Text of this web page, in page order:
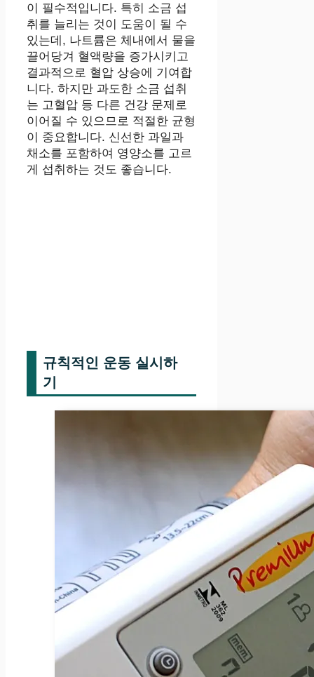
이 필수적입니다. 특히 소금 섭
취를 늘리는 것이 도움이 될 수
있는데, 나트륨은 체내에서 물을
끌어당겨 혈액량을 증가시키고
결과적으로 혈압 상승에 기여합
니다. 하지만 과도한 소금 섭취
는 고혈압 등 다른 건강 문제로
이어질 수 있으므로 적절한 균형
이 중요합니다. 신선한 과일과
채소를 포함하여 영양소를 고르
게 섭취하는 것도 좋습니다.
규칙적인 운동 실시하
기